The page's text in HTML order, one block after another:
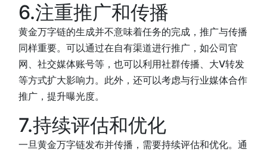
6.注重推广和传播
黄金万字链的生成并不意味着任务的完成，推广与传播
同样重要。可以通过在自有渠道进行推广，如公司官
网、社交媒体账号等，也可以利用社群传播、大V转发
等方式扩大影响力。此外，还可以考虑与行业媒体合作
推广，提升曝光度。
7.持续评估和优化
一旦黄金万字链发布并传播，需要持续评估和优化。通